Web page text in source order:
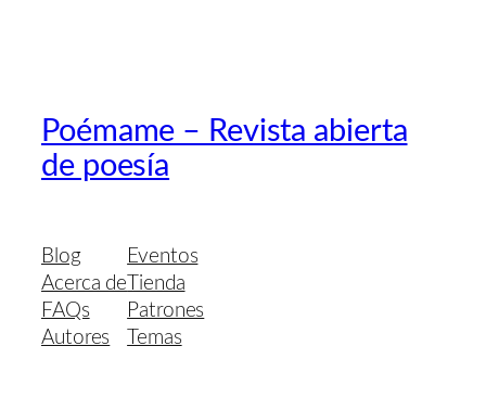
Poémame – Revista abierta
de poesía
Blog
Acerca de
FAQs
Autores
Eventos
Tienda
Patrones
Temas